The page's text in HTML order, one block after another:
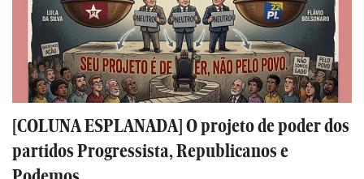
[COLUNA ESPLANADA] O projeto de poder dos
partidos Progressista, Republicanos e